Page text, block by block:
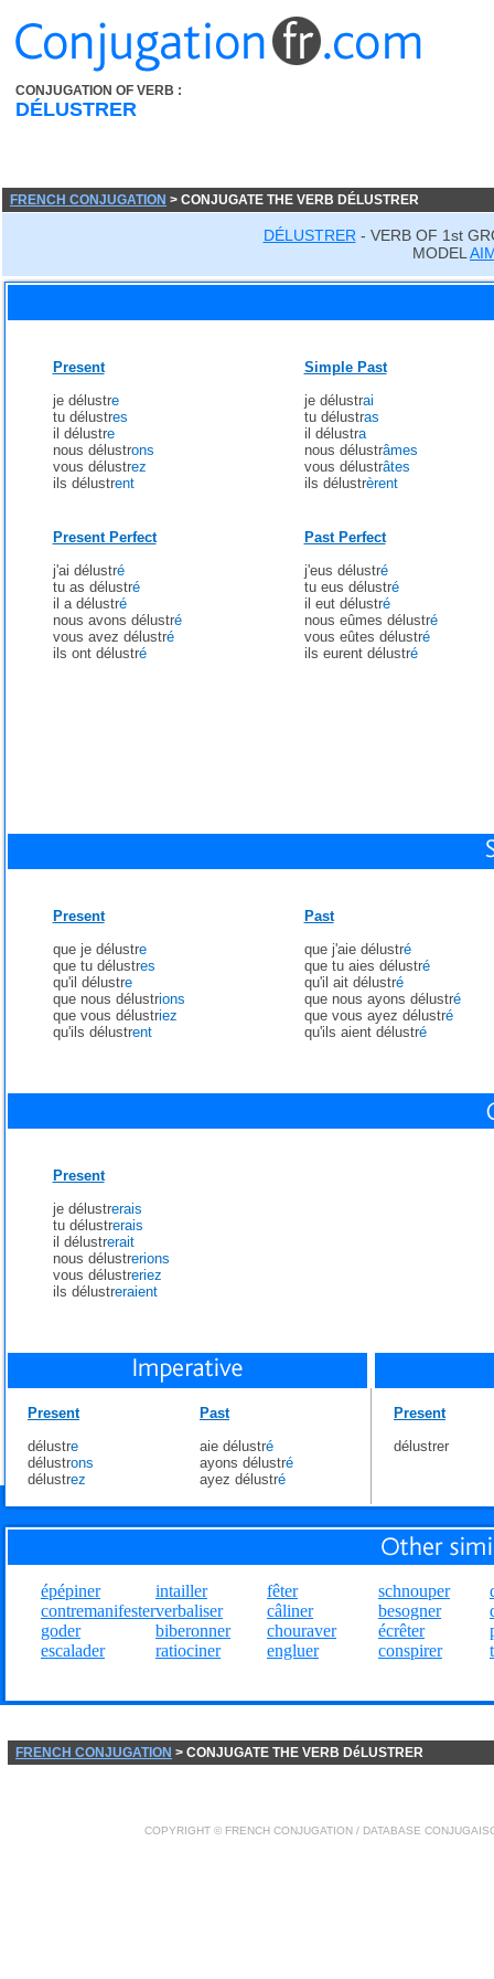
CONJUGATION OF VERB :
DÉLUSTRER
FRENCH CONJUGATION > CONJUGATE THE VERB DÉLUSTRER
DÉLUSTRER - VERB OF 1st
MODEL
Present
je délustre
tu délustres
il délustre
nous délustrons
vous délustrez
ils délustrent
Simple Past
je délustrai
tu délustras
il délustra
nous délustrâmes
vous délustrâtes
ils délustrèrent
Present Perfect
j'ai délustré
tu as délustré
il a délustré
nous avons délustré
vous avez délustré
ils ont délustré
Past Perfect
j'eus délustré
tu eus délustré
il eut délustré
nous eûmes délustré
vous eûtes délustré
ils eurent délustré
Present
que je délustre
que tu délustres
qu'il délustre
que nous délustrions
que vous délustriez
qu'ils délustrent
Past
que j'aie délustré
que tu aies délustré
qu'il ait délustré
que nous ayons délustré
que vous ayez délustré
qu'ils aient délustré
Present
je délustrerais
tu délustrerais
il délustrerait
nous délustrerions
vous délustreriez
ils délustreraient
Present
délustre
délustrons
délustrez
Past
aie délustré
ayons délustré
ayez délustré
Present
délustrer
épépiner
contremanifester
goder
escalader
intailler
verbaliser
biberonner
ratiociner
fêter
câliner
chouraver
engluer
schnouper
besogner
écrêter
conspirer
FRENCH CONJUGATION > CONJUGATE THE VERB DéLUSTRER
COPYRIGHT © FRENCH CONJUGATION / DATABASE